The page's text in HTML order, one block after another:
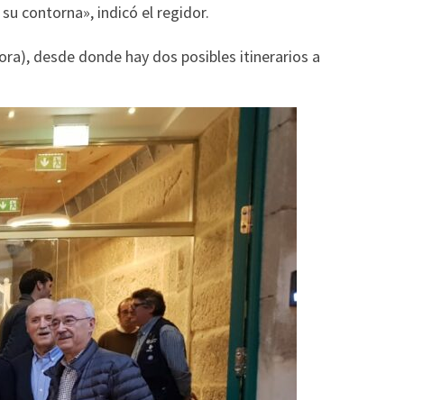
contorna», indicó el regidor.
desde donde hay dos posibles itinerarios a